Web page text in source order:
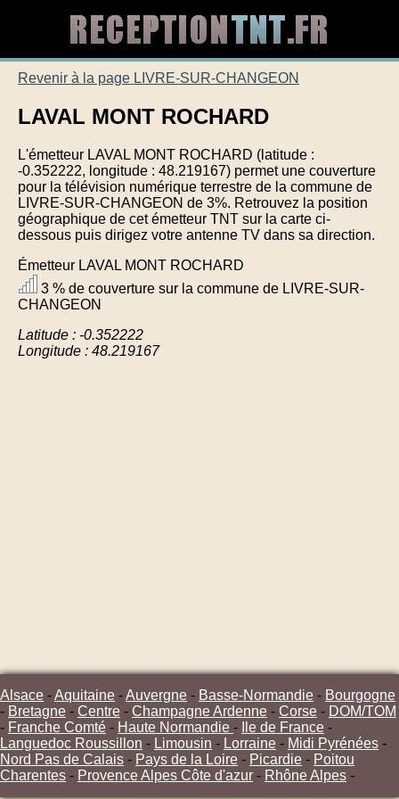
Revenir à la page LIVRE-SUR-CHANGEON
LAVAL MONT ROCHARD
L'émetteur LAVAL MONT ROCHARD (latitude :
-0.352222, longitude : 48.219167) permet une couverture
pour la télévision numérique terrestre de la commune de
LIVRE-SUR-CHANGEON de 3%. Retrouvez la position
géographique de cet émetteur TNT sur la carte ci-
dessous puis dirigez votre antenne TV dans sa direction.
Émetteur LAVAL MONT ROCHARD
3 % de couverture sur la commune de LIVRE-SUR-
CHANGEON
Latitude : -0.352222
Longitude : 48.219167
Alsace -Aquitaine -Auvergne - Basse-Normandie - Bourgogne
- Bretagne - Centre - Champagne Ardenne - Corse - DOM/TOM
- Franche Comté - Haute Normandie - Ile de France -
Languedoc Roussillon - Limousin - Lorraine - Midi Pyrénées -
Nord Pas de Calais - Pays de la Loire - Picardie - Poitou
Charentes - Provence Alpes Côte d'azur - Rhône Alpes -